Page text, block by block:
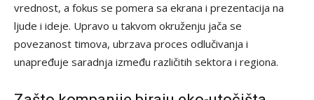
vrednost, a fokus se pomera sa ekrana i prezentacija na
ljude i ideje. Upravo u takvom okruženju jača se
povezanost timova, ubrzava proces odlučivanja i
unapređuje saradnja između različitih sektora i regiona.